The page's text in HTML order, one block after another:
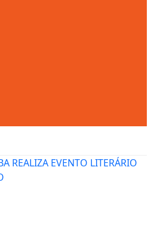
REALIZA EVENTO LITERÁRIO